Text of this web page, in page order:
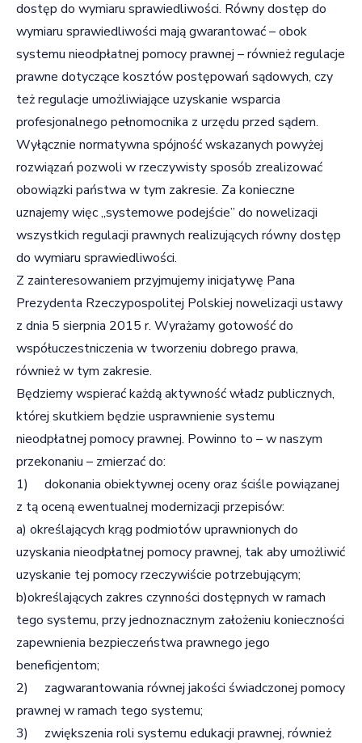
dostęp do wymiaru sprawiedliwości. Równy dostęp do
wymiaru sprawiedliwości mają gwarantować – obok
systemu nieodpłatnej pomocy prawnej – również regulacje
prawne dotyczące kosztów postępowań sądowych, czy
też regulacje umożliwiające uzyskanie wsparcia
profesjonalnego pełnomocnika z urzędu przed sądem.
Wyłącznie normatywna spójność wskazanych powyżej
rozwiązań pozwoli w rzeczywisty sposób zrealizować
obowiązki państwa w tym zakresie. Za konieczne
uznajemy więc „systemowe podejście” do nowelizacji
wszystkich regulacji prawnych realizujących równy dostęp
do wymiaru sprawiedliwości.
Z zainteresowaniem przyjmujemy inicjatywę Pana
Prezydenta Rzeczypospolitej Polskiej nowelizacji ustawy
z dnia 5 sierpnia 2015 r. Wyrażamy gotowość do
współuczestniczenia w tworzeniu dobrego prawa,
również w tym zakresie.
Będziemy wspierać każdą aktywność władz publicznych,
której skutkiem będzie usprawnienie systemu
nieodpłatnej pomocy prawnej. Powinno to – w naszym
przekonaniu – zmierzać do:
1) dokonania obiektywnej oceny oraz ściśle powiązanej
z tą oceną ewentualnej modernizacji przepisów:
a) określających krąg podmiotów uprawnionych do
uzyskania nieodpłatnej pomocy prawnej, tak aby umożliwić
uzyskanie tej pomocy rzeczywiście potrzebującym;
b)określających zakres czynności dostępnych w ramach
tego systemu, przy jednoznacznym założeniu konieczności
zapewnienia bezpieczeństwa prawnego jego
beneficjentom;
2) zagwarantowania równej jakości świadczonej pomocy
prawnej w ramach tego systemu;
3) zwiększenia roli systemu edukacji prawnej, również